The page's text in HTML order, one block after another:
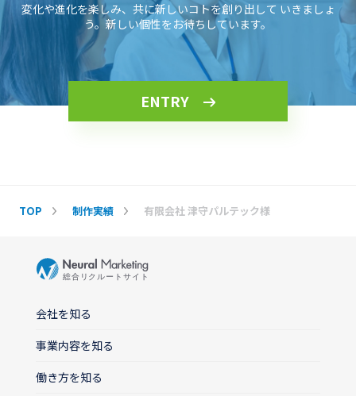
変化や進化を楽しみ、共に新しいコトを創り出して いきましょ
う。新しい個性をお待ちしています。
ENTRY
TOP 制作実績 有限会社 津守パルテック様
会社を知る
事業内容を知る
働き方を知る